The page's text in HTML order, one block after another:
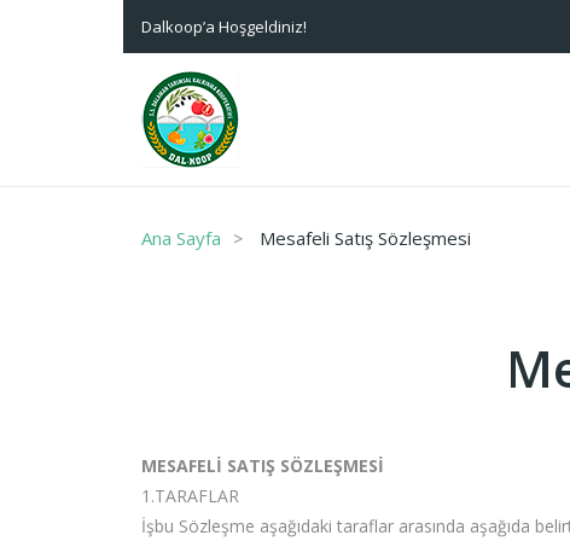
Dalkoop’a Hoşgeldiniz!
Ana Sayfa Mesafeli Satış Sözleşmesi
MESAFELİ SATIŞ SÖZLEŞMESİ
1.TARAFLAR
İşbu Sözleşme aşağıdaki taraflar arasında aşağıda